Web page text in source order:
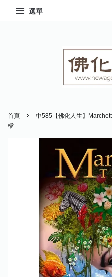
選單
首頁 ›
中585【佛化人生】
檔